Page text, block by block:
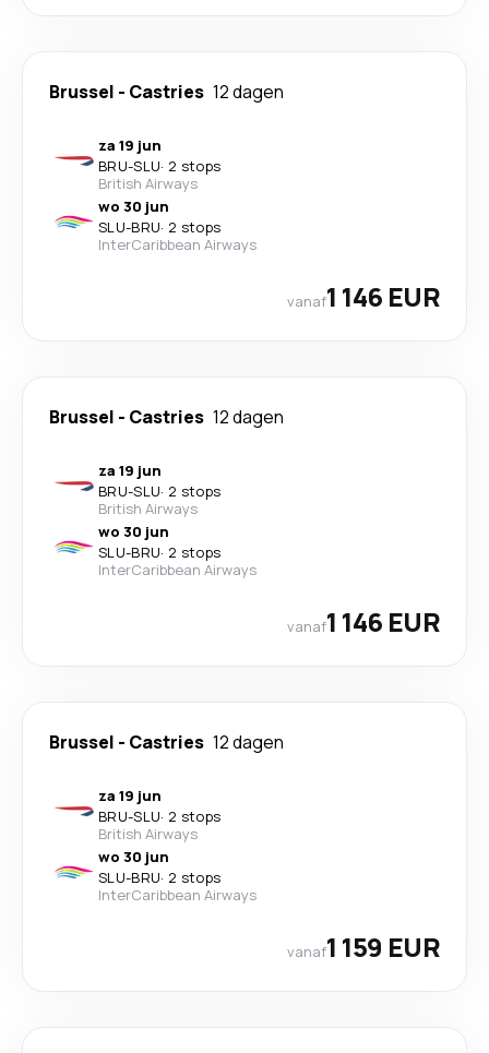
Brussel - Castries 12 dagen
za 19 jun
BRU-SLU· 2 stops
British Airways
wo 30 jun
SLU-BRU· 2 stops
InterCaribbean Airways
vanaf1 146 EUR
Brussel - Castries 12 dagen
za 19 jun
BRU-SLU· 2 stops
British Airways
wo 30 jun
SLU-BRU· 2 stops
InterCaribbean Airways
vanaf1 146 EUR
Brussel - Castries 12 dagen
za 19 jun
BRU-SLU· 2 stops
British Airways
wo 30 jun
SLU-BRU· 2 stops
InterCaribbean Airways
vanaf1 159 EUR